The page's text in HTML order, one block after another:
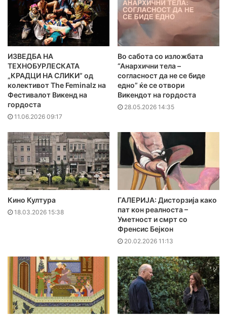
ИЗВЕДБА НА
ТЕХНОБУРЛЕСКАТА
„КРАДЦИ НА СЛИКИ” од
колективот The Feminalz на
Фестивалот Викенд на
гордоста
11.06.2026 09:17
Во сабота со изложбата
“Анархични тела –
согласност да не се биде
едно” ќе се отвори
Викендот на гордоста
28.05.2026 14:35
Кино Култура
18.03.2026 15:38
ГАЛЕРИЈА: Дисторзија како
пат кон реалноста –
Уметност и смрт со
Френсис Бејкон
20.02.2026 11:13